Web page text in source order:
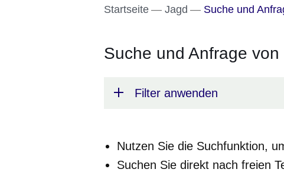
Startseite Jagd Suche und
Suche und Anfrage
Filter anwenden
Nutzen Sie die Suchfunktion,
Suchen Sie direkt nach freien